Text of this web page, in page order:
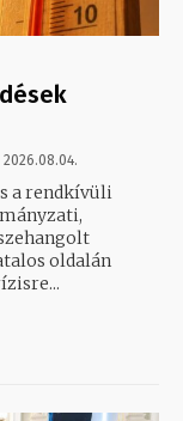
2026.08.04.
a rendkívüli
oldalán